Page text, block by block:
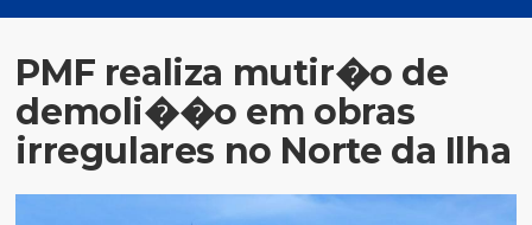
PMF realiza mutir�o de
demoli��o em obras
irregulares no Norte da Ilha